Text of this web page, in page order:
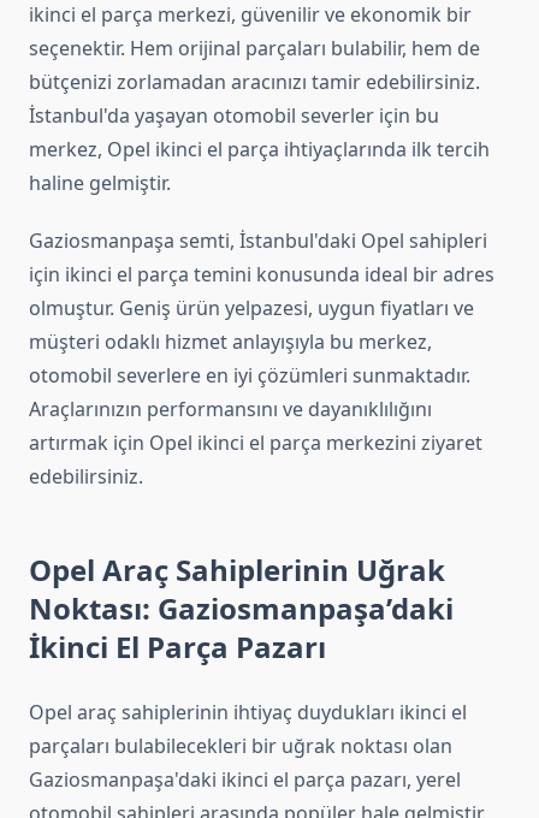
ikinci el parça merkezi, güvenilir ve ekonomik bir
seçenektir. Hem orijinal parçaları bulabilir, hem de
bütçenizi zorlamadan aracınızı tamir edebilirsiniz.
İstanbul'da yaşayan otomobil severler için bu
merkez, Opel ikinci el parça ihtiyaçlarında ilk tercih
haline gelmiştir.
Gaziosmanpaşa semti, İstanbul'daki Opel sahipleri
için ikinci el parça temini konusunda ideal bir adres
olmuştur. Geniş ürün yelpazesi, uygun fiyatları ve
müşteri odaklı hizmet anlayışıyla bu merkez,
otomobil severlere en iyi çözümleri sunmaktadır.
Araçlarınızın performansını ve dayanıklılığını
artırmak için Opel ikinci el parça merkezini ziyaret
edebilirsiniz.
Opel Araç Sahiplerinin Uğrak
Noktası: Gaziosmanpaşa’daki
İkinci El Parça Pazarı
Opel araç sahiplerinin ihtiyaç duydukları ikinci el
parçaları bulabilecekleri bir uğrak noktası olan
Gaziosmanpaşa'daki ikinci el parça pazarı, yerel